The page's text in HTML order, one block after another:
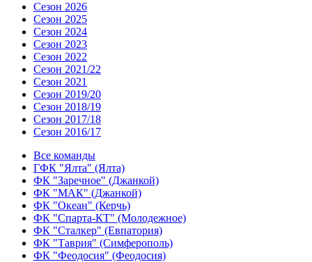
Сезон 2026
Сезон 2025
Сезон 2024
Сезон 2023
Сезон 2022
Сезон 2021/22
Сезон 2021
Сезон 2019/20
Сезон 2018/19
Сезон 2017/18
Сезон 2016/17
Все команды
ГФК "Ялта" (Ялта)
ФК "Заречное" (Джанкой)
ФК "МАК" (Джанкой)
ФК "Океан" (Керчь)
ФК "Спарта-КТ" (Молодежное)
ФК "Сталкер" (Евпатория)
ФК "Таврия" (Симферополь)
ФК "Феодосия" (Феодосия)